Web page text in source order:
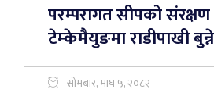
परम्परागत सीपको संरक्षण
टेम्केमैयुङमा राडीपाखी
सोमबार, माघ ५, २०८२